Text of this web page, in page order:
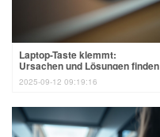
Laptop-Taste klemmt:
Ursachen und Lösungen finden
2025-09-12 09:19:16